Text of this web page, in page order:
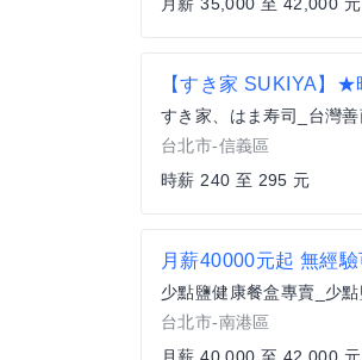
月薪 35,000 至 42,000 元
台北市-信義區
時薪 240 至 295 元
台北市-南港區